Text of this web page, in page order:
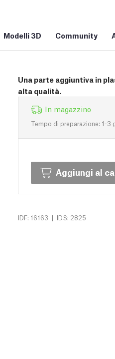
Modelli 3D Community
Una parte aggiuntiva in
alta qualità.
In magazzino
Tempo di preparazione: 1-3
Aggiungi al
IDF: 16163 | IDS: 2825